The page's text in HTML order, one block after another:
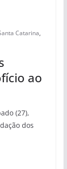
Catarina,
ao
(27),
dos